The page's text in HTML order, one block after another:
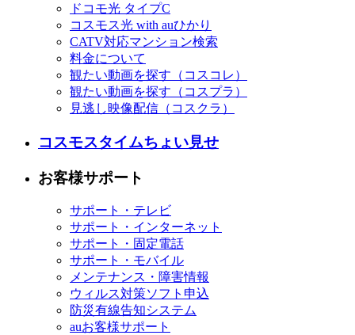
ドコモ光 タイプC
コスモス光 with auひかり
CATV対応マンション検索
料金について
観たい動画を探す（コスコレ）
観たい動画を探す（コスプラ）
見逃し映像配信（コスクラ）
コスモスタイムちょい見せ
お客様サポート
サポート・テレビ
サポート・インターネット
サポート・固定電話
サポート・モバイル
メンテナンス・障害情報
ウィルス対策ソフト申込
防災有線告知システム
auお客様サポート